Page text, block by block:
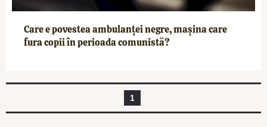
Care e povestea ambulanței negre, mașina care
fura copii în perioada comunistă?
1